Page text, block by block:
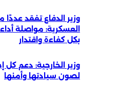
وزير الدفاع تفقد عددًا
العسكرية: مواصلة أداء
بكل كفاءة واقتدار
وزير الخارجية: دعم كل
لصون سيادتها وأمنها